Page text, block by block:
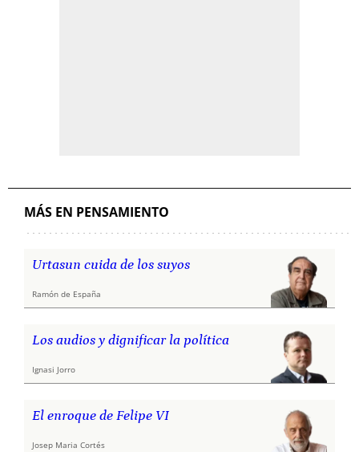
MÁS EN PENSAMIENTO
Urtasun cuida de los suyos
Ramón de España
Los audios y dignificar la política
Ignasi Jorro
El enroque de Felipe VI
Josep Maria Cortés